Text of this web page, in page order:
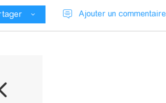
Ajouter un commentaire